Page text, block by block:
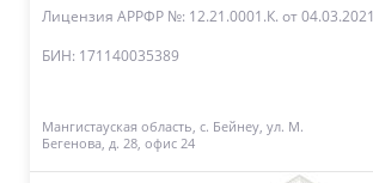
Лицензия АРРФР №: 12.21.0001.К. от 04.03.2021
БИН: 171140035389
Мангистауская область, с. Бейнеу, ул. М.
Бегенова, д. 28, офис 24